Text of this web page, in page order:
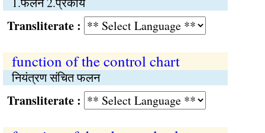
:
function of the control chart
नियंत्रण संचित फलन
: